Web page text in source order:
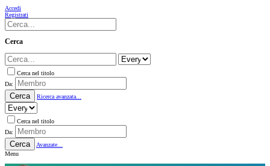
Accedi
Registrati
Cerca
Cerca nel titolo
Da:
Cerca Ricerca avanzata...
Cerca nel titolo
Da:
Cerca
Avanzate...
Menu